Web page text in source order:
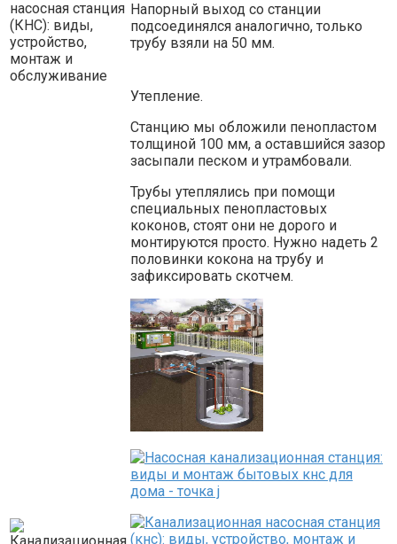
Напорный выход со станции
подсоединялся аналогично, только
трубу взяли на 50 мм.
Утепление.
Станцию мы обложили пенопластом
толщиной 100 мм, а оставшийся зазор
засыпали песком и утрамбовали.
Трубы утеплялись при помощи
специальных пенопластовых
коконов, стоят они не дорого и
монтируются просто. Нужно надеть 2
половинки кокона на трубу и
зафиксировать скотчем.